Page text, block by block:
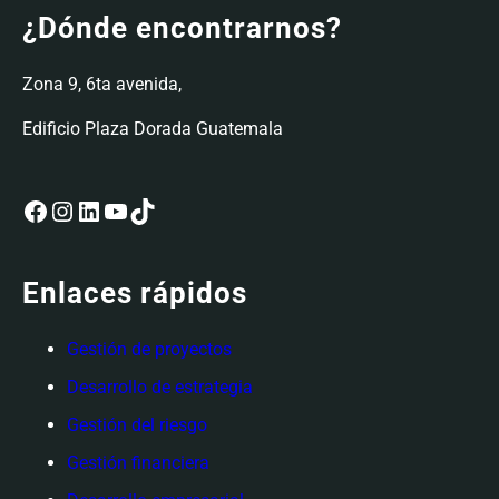
¿Dónde encontrarnos?
Zona 9, 6ta avenida,
Edificio Plaza Dorada Guatemala
Facebook Instagram LinkedIn YouTube TikTok
Enlaces rápidos
Gestión de proyectos
Desarrollo de estrategia
Gestión del riesgo
Gestión financiera